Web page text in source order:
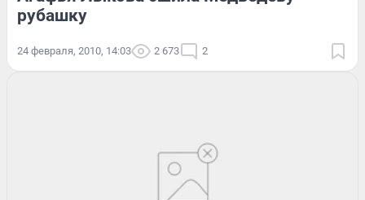
рубашку
24 февраля, 2010, 14:03 2 673 2